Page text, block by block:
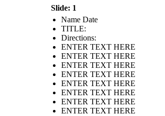
Slide: 1
Name Date
TITLE :
Directions:
ENTER TEXT HERE
ENTER TEXT HERE
ENTER TEXT HERE
ENTER TEXT HERE
ENTER TEXT HERE
ENTER TEXT HERE
ENTER TEXT HERE
ENTER TEXT HERE